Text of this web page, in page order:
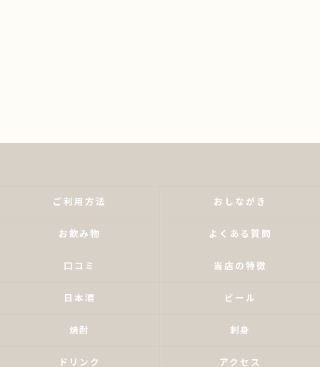
ご利用方法 おしながき
お飲み物 よくある質問
口コミ 当店の特徴
日本酒 ビール
焼酎 刺身
ドリンク アクセス